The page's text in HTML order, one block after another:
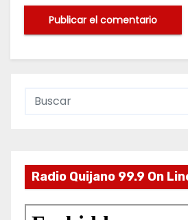
Radio Quijano 99.9 On